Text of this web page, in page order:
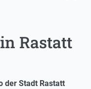
Rastatt
der Stadt Rastatt